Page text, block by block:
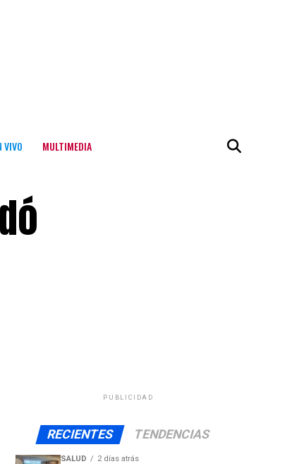
VIVO MULTIMEDIA
PUBLICIDAD
RECIENTES TENDENCIAS
SALUD 2 días atrás